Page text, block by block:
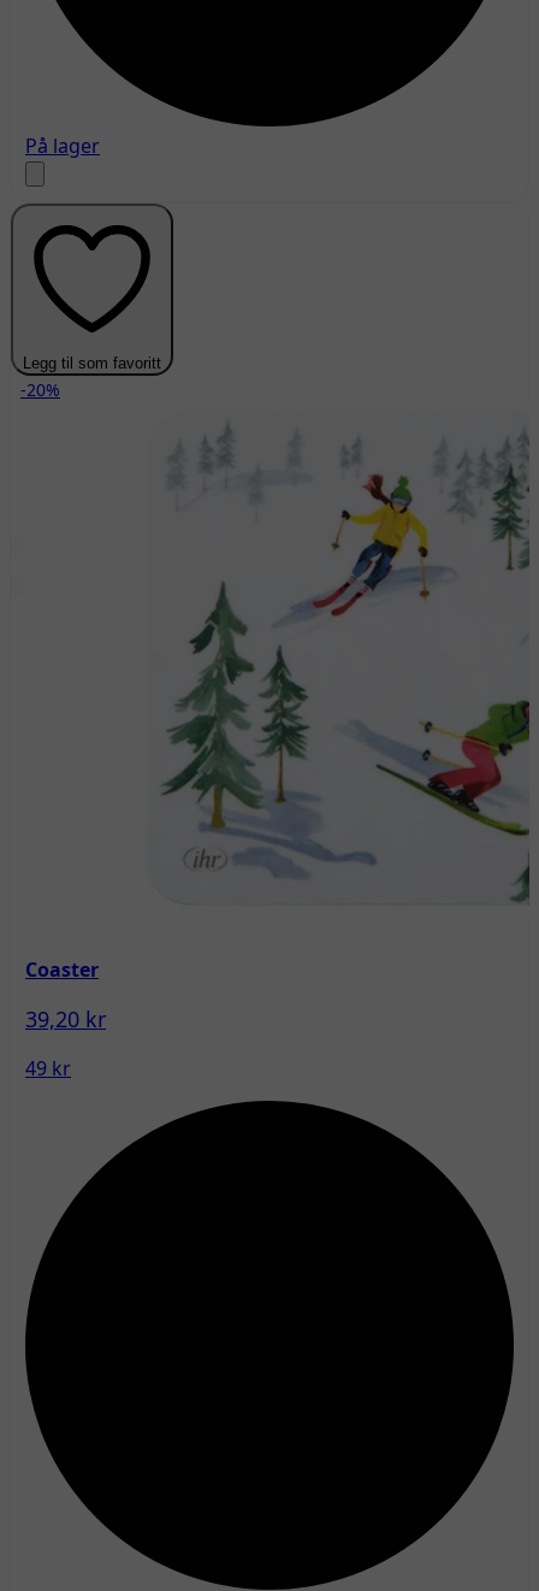
På lager
Legg til som favoritt
-20%
Coaster
39,20 kr
49 kr